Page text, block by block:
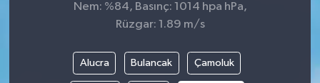
Nem: %84, Basınç: 1014 hpa hPa,
Rüzgar: 1.89 m/s
Alucra Bulancak Çamoluk
BİLİM&TEKNOLOJİ